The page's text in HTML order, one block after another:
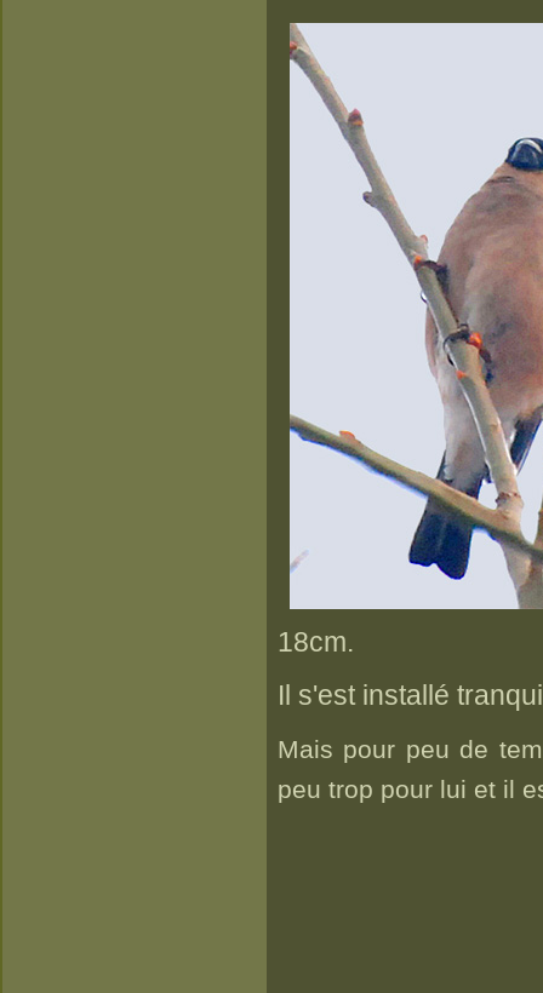
18cm.
Il s'est installé
Mais pour peu de
peu trop pour lui et il